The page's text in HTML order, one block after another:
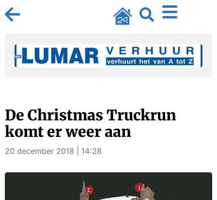
De Christmas Truckrun
komt er weer aan
20 december 2018 | 14:28